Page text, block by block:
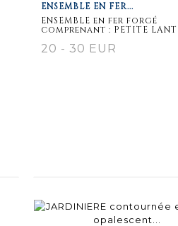
ENSEMBLE EN FER...
ENSEMBLE en fer forgé
comprenant : PETITE
20 - 30 EUR